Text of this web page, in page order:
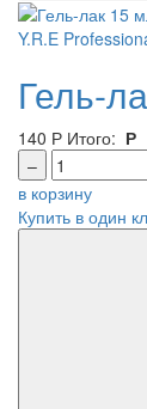
Y.R.E
Гель-
140 Р Итого: Р
–
в корзину
Купить в один